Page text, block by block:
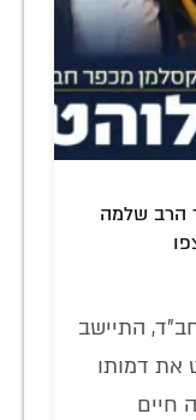
הרב שלמה
התיישב
את דמותו
חיים